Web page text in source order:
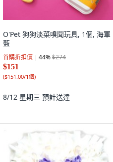
O'Pet 狗狗淡菜嗅聞玩具, 1個, 海軍
藍
首購折扣價 44%$274
$151
($151.00/1個)
8/12 星期三 預計送達